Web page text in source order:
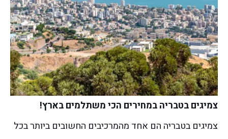
צמיגים בטבריה במחירים הכי משתלמים בארץ!
צמיגים בטבריה הם אחד מהמרכיבים החשובים ביותר בכל